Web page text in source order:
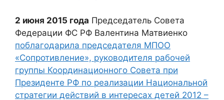
2 июня 2015 года Председатель Совета
Федерации ФС РФ Валентина Матвиенко
поблагодарила председателя МПОО
«Сопротивление», руководителя рабочей
группы Координационного Совета при
Президенте РФ по реализации Национальной
стратегии действий в интересах детей 2012 –